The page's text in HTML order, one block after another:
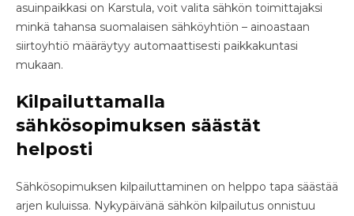
asuinpaikkasi on Karstula, voit valita sähkön toimittajaksi
minkä tahansa suomalaisen sähköyhtiön – ainoastaan
siirtoyhtiö määräytyy automaattisesti paikkakuntasi
mukaan.
Kilpailuttamalla
sähkösopimuksen säästät
helposti
Sähkösopimuksen kilpailuttaminen on helppo tapa säästää
arjen kuluissa. Nykypäivänä sähkön kilpailutus onnistuu